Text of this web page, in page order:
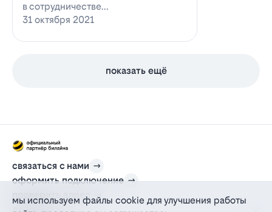
в сотрудничестве
с каналамиВидеосервис Okko
31 октября 2021
показать ещё
связаться с нами
оформить подключение
проверить адрес
для дома
мы используем файлы cookie для улучшения работы